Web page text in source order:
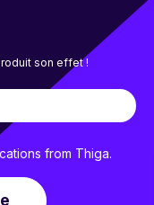
son effet !
from Thiga.